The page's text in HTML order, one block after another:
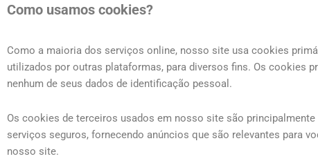
Como usamos cookies?
Como a maioria dos serviços online, nosso site usa cookies
utilizados por outras plataformas, para diversos fins. Os cookies
nenhum de seus dados de identificação pessoal.
Os cookies de terceiros usados em nosso site são
serviços seguros, fornecendo anúncios que são relevantes para
nosso site.